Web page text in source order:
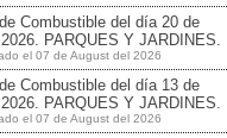
Combustible del día 20 de
PARQUES Y JARDINES.
el 07 de August del 2026
Combustible del día 13 de
PARQUES Y JARDINES.
el 07 de August del 2026